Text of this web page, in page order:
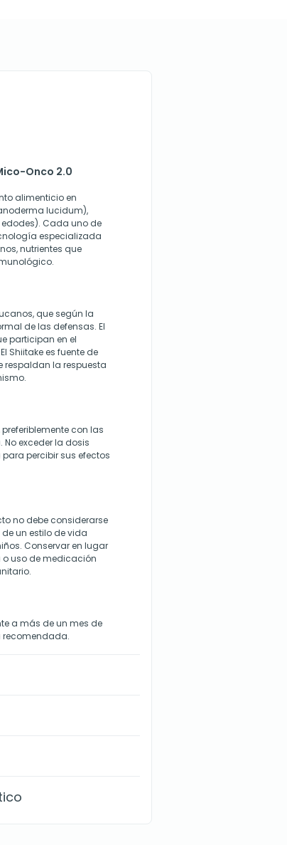
Onco 2.0
alimenticio en
lucidum),
Cada uno de
especializada
nutrientes que
que según la
de las defensas. El
participan en el
Shiitake es fuente de
respaldan la respuesta
con las
exceder la dosis
percibir sus efectos
no debe considerarse
un estilo de vida
Conservar en lugar
o uso de medicación
a más de un mes de
recomendada.